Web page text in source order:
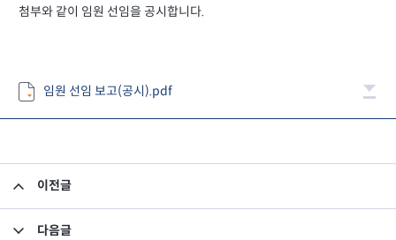
첨부와 같이 임원 선임을 공시합니다.
임원 선임 보고(공시).pdf
이전글
다음글